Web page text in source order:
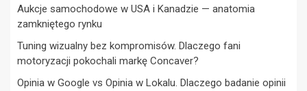
Aukcje samochodowe w USA i Kanadzie — anatomia
zamkniętego rynku
Tuning wizualny bez kompromisów. Dlaczego fani
motoryzacji pokochali markę Concaver?
Opinia w Google vs Opinia w Lokalu. Dlaczego badanie opinii